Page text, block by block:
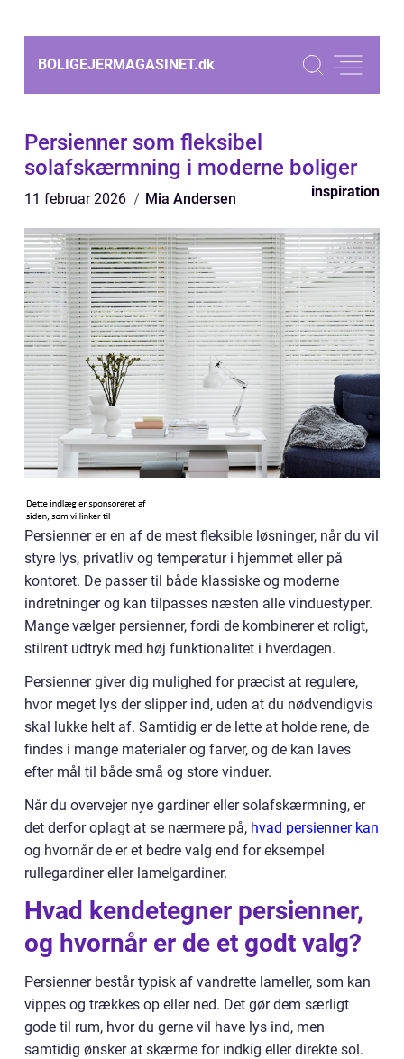
BOLIGEJERMAGASINET.dk
Persienner som fleksibel
solafskærmning i moderne boliger
11 februar 2026 Mia Andersen inspiration
Persienner er en af de mest fleksible løsninger, når du vil
styre lys, privatliv og temperatur i hjemmet eller på
kontoret. De passer til både klassiske og moderne
indretninger og kan tilpasses næsten alle vinduestyper.
Mange vælger persienner, fordi de kombinerer et roligt,
stilrent udtryk med høj funktionalitet i hverdagen.
Persienner giver dig mulighed for præcist at regulere,
hvor meget lys der slipper ind, uden at du nødvendigvis
skal lukke helt af. Samtidig er de lette at holde rene, de
findes i mange materialer og farver, og de kan laves
efter mål til både små og store vinduer.
Når du overvejer nye gardiner eller solafskærmning, er
det derfor oplagt at se nærmere på, hvad persienner kan
og hvornår de er et bedre valg end for eksempel
rullegardiner eller lamelgardiner.
Hvad kendetegner persienner,
og hvornår er de et godt valg?
Persienner består typisk af vandrette lameller, som kan
vippes og trækkes op eller ned. Det gør dem særligt
gode til rum, hvor du gerne vil have lys ind, men
samtidig ønsker at skærme for indkig eller direkte sol.